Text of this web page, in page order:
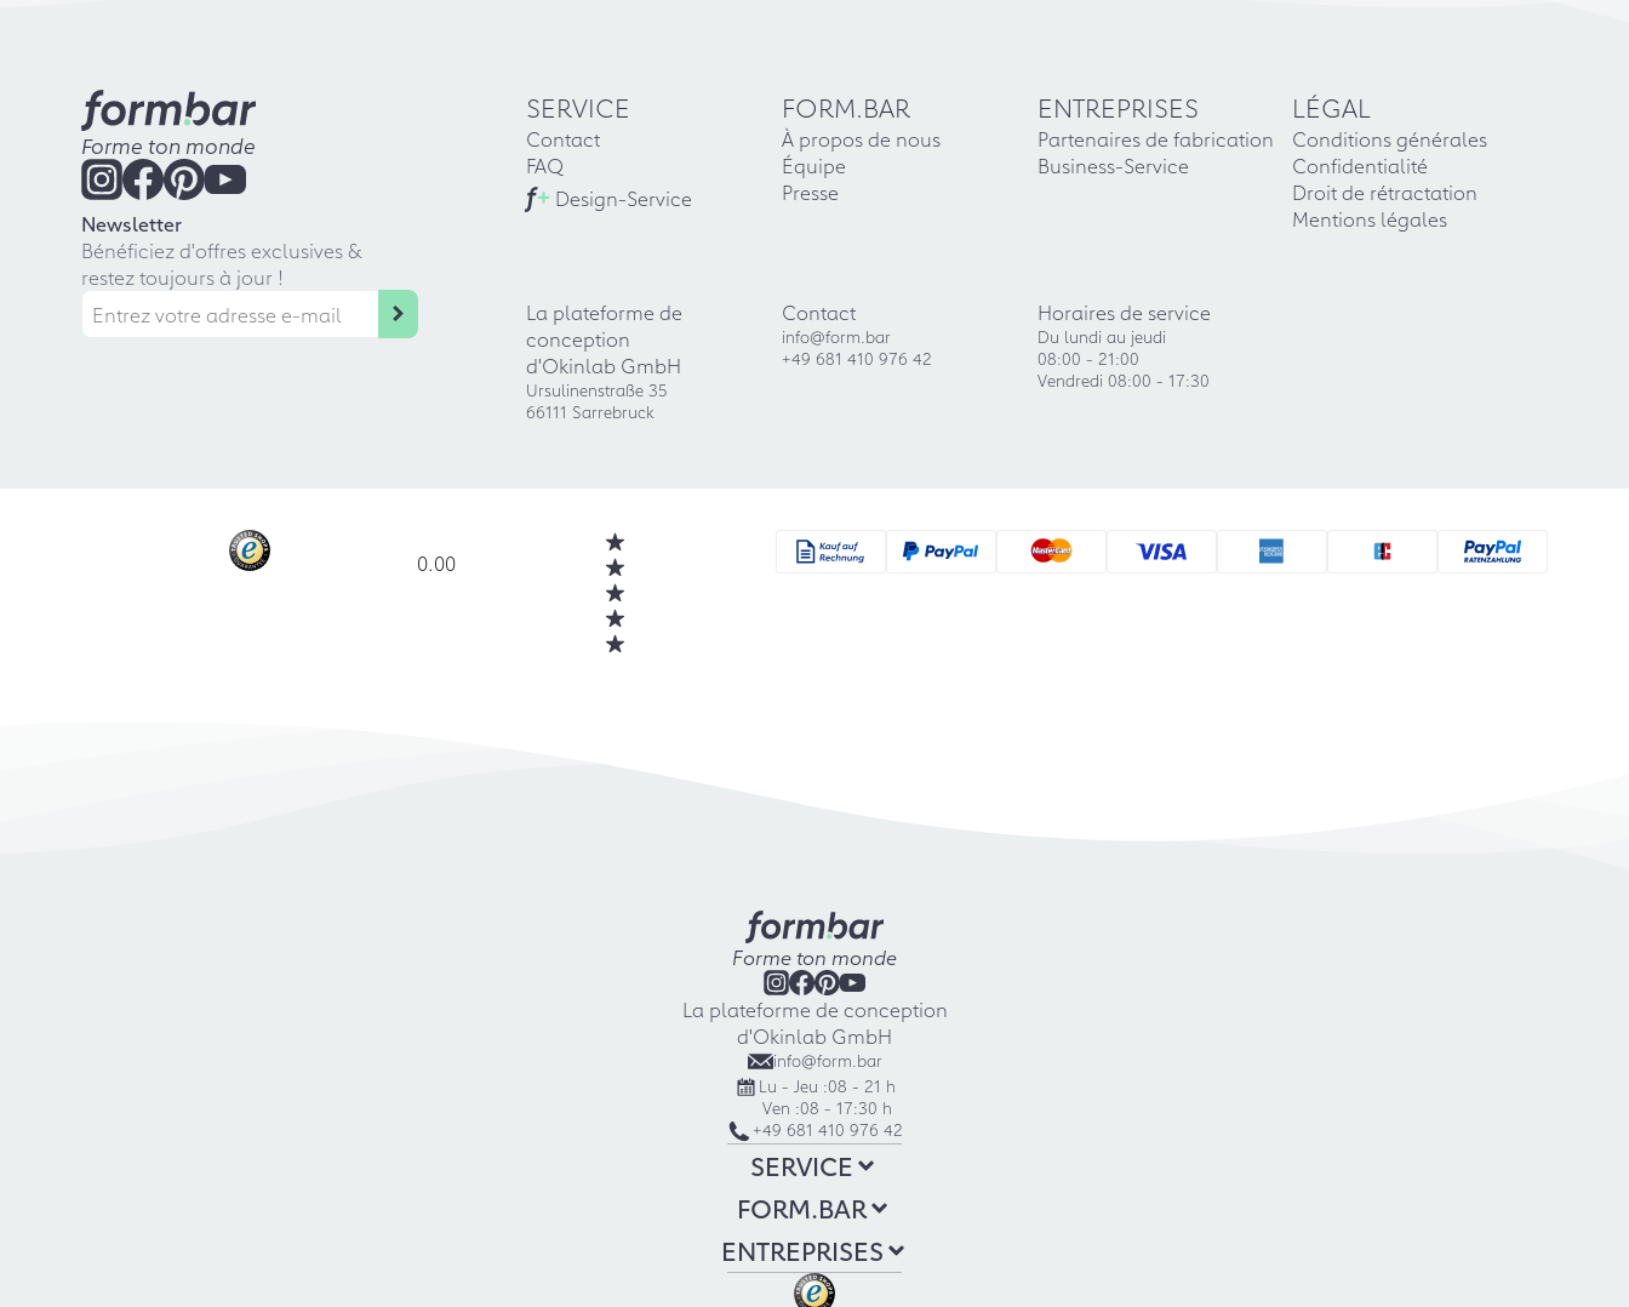
Forme ton monde
Newsletter
Bénéficiez d'offres exclusives &
restez toujours à jour !
SERVICE
Contact
FAQ
f+ Design-Service
FORM.BAR
À propos de nous
Équipe
Presse
ENTREPRISES
Partenaires de fabrication
Business-Service
LÉGAL
Conditions générales
Confidentialité
Droit de rétractation
Mentions légales
La plateforme de
conception
d'Okinlab GmbH
Ursulinenstraße 35
66111 Sarrebruck
Contact
info@form.bar
+49 681 410 976 42
Horaires de service
Du lundi au jeudi
08:00 - 21:00
Vendredi 08:00 - 17:30
0.00
Forme ton monde
La plateforme de conception
d'Okinlab GmbH
info@form.bar
Lu - Jeu :08 - 21 h
Ven :08 - 17:30 h
+49 681 410 976 42
SERVICE
FORM.BAR
ENTREPRISES